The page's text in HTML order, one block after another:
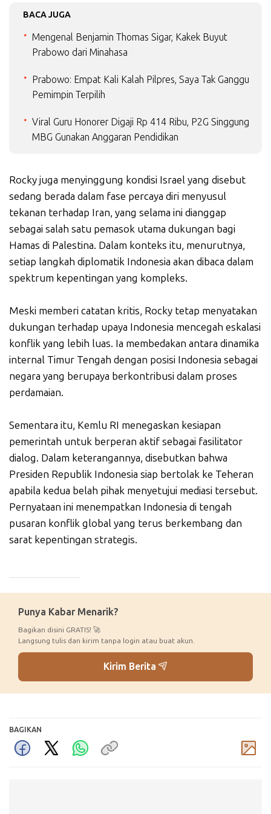
BACA JUGA
Mengenal Benjamin Thomas Sigar, Kakek Buyut
Prabowo dari Minahasa
Prabowo: Empat Kali Kalah Pilpres, Saya Tak Ganggu
Pemimpin Terpilih
Viral Guru Honorer Digaji Rp 414 Ribu, P2G Singgung
MBG Gunakan Anggaran Pendidikan
Rocky juga menyinggung kondisi Israel yang disebut
sedang berada dalam fase percaya diri menyusul
tekanan terhadap Iran, yang selama ini dianggap
sebagai salah satu pemasok utama dukungan bagi
Hamas di Palestina. Dalam konteks itu, menurutnya,
setiap langkah diplomatik Indonesia akan dibaca dalam
spektrum kepentingan yang kompleks.
Meski memberi catatan kritis, Rocky tetap menyatakan
dukungan terhadap upaya Indonesia mencegah eskalasi
konflik yang lebih luas. Ia membedakan antara dinamika
internal Timur Tengah dengan posisi Indonesia sebagai
negara yang berupaya berkontribusi dalam proses
perdamaian.
Sementara itu, Kemlu RI menegaskan kesiapan
pemerintah untuk berperan aktif sebagai fasilitator
dialog. Dalam keterangannya, disebutkan bahwa
Presiden Republik Indonesia siap bertolak ke Teheran
apabila kedua belah pihak menyetujui mediasi tersebut.
Pernyataan ini menempatkan Indonesia di tengah
pusaran konflik global yang terus berkembang dan
sarat kepentingan strategis.
Punya Kabar Menarik?
Bagikan disini GRATIS! 🚀
Langsung tulis dan kirim tanpa login atau buat akun.
Kirim Berita
BAGIKAN